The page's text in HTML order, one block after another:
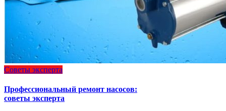
Советы эксперта
Профессиональный ремонт насосов:
советы эксперта